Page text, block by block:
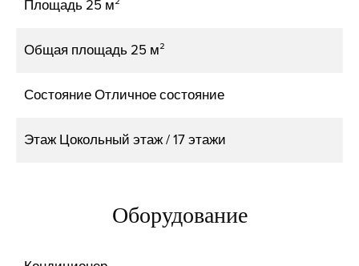
Площадь 25 м²
Общая площадь 25 м²
СостояниеОтличное состояние
Этаж Цокольный этаж / 17 этажи
Оборудование